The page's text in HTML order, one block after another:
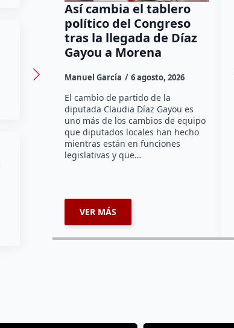
Así cambia el tablero
político del Congreso
tras la llegada de Díaz
Gayou a Morena
Manuel García 6 agosto, 2026
El cambio de partido de la
diputada Claudia Díaz Gayou es
uno más de los cambios de equipo
que diputados locales han hecho
mientras están en funciones
legislativas y que…
VER MÁS